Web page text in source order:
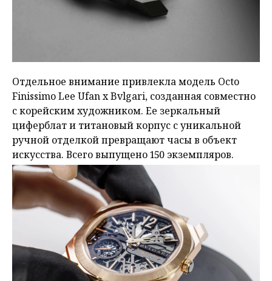
Отдельное внимание привлекла модель Octo
Finissimo Lee Ufan x Bvlgari, созданная совместно
с корейским художником. Ее зеркальный
циферблат и титановый корпус с уникальной
ручной отделкой превращают часы в объект
искусства. Всего выпущено 150 экземпляров.